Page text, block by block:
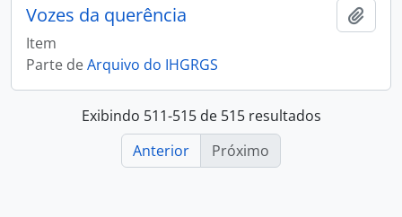
Vozes da querência
Item
Parte deArquivo do IHGRGS
Exibindo 511-515 de 515 resultados
Anterior
Próximo